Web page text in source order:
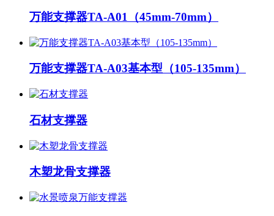
万能支撑器TA-A01（45mm-70mm）
万能支撑器TA-A03基本型（105-135mm）
石材支撑器
木塑龙骨支撑器